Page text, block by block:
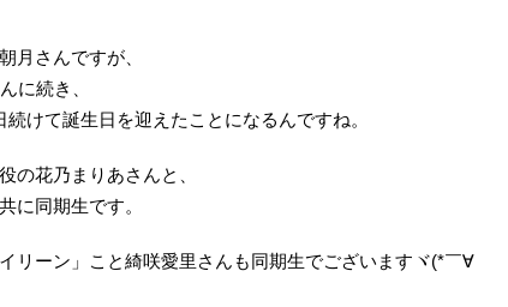
月さんですが、
に続き、
けて誕生日を迎えたことになるんですね。
の花乃まりあさんと、
に同期生です。
リーン」こと綺咲愛里さんも同期生でございますヾ(*￣∀